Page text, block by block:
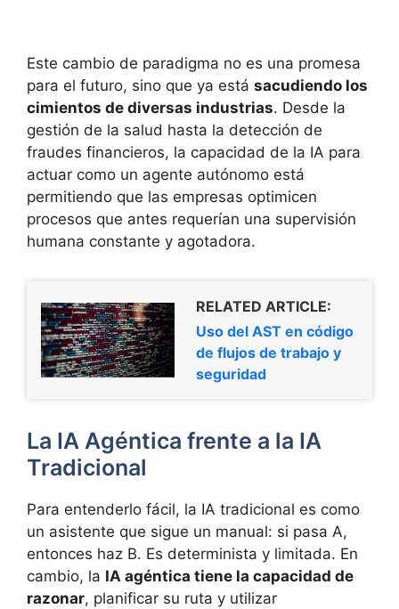
Este cambio de paradigma no es una promesa
para el futuro, sino que ya está sacudiendo los
cimientos de diversas industrias. Desde la
gestión de la salud hasta la detección de
fraudes financieros, la capacidad de la IA para
actuar como un agente autónomo está
permitiendo que las empresas optimicen
procesos que antes requerían una supervisión
humana constante y agotadora.
RELATED ARTICLE:
Uso del AST en código
de flujos de trabajo y
seguridad
La IA Agéntica frente a la IA
Tradicional
Para entenderlo fácil, la IA tradicional es como
un asistente que sigue un manual: si pasa A,
entonces haz B. Es determinista y limitada. En
cambio, la IA agéntica tiene la capacidad de
razonar, planificar su ruta y utilizar